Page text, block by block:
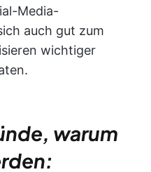
Media-
auch gut zum
wichtiger
warum